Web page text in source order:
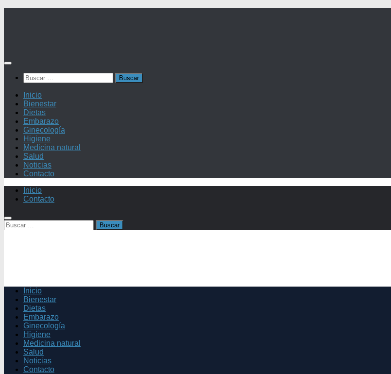
Buscar:
Inicio
Bienestar
Dietas
Embarazo
Ginecología
Higiene
Medicina natural
Salud
Noticias
Contacto
Inicio
Contacto
Buscar:
Inicio
Bienestar
Dietas
Embarazo
Ginecología
Higiene
Medicina natural
Salud
Noticias
Contacto